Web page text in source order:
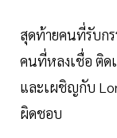
สุดท้ายคนที่รับก
คนที่หลงเชื่อ ติด
และเผชิญกับ
ผิดชอบ